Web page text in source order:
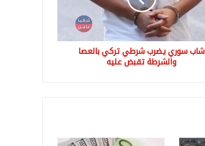
شاب سوري يضرب شرطي تركي بالعصا
والشرطة تقبض عليه